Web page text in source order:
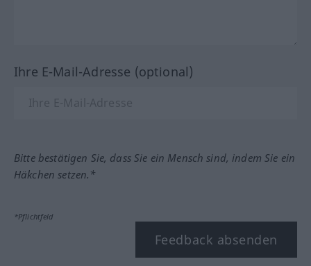
Ihre E-Mail-Adresse (optional)
Bitte bestätigen Sie, dass Sie ein Mensch sind, indem Sie ein
Häkchen setzen.*
*Pflichtfeld
Feedback absenden